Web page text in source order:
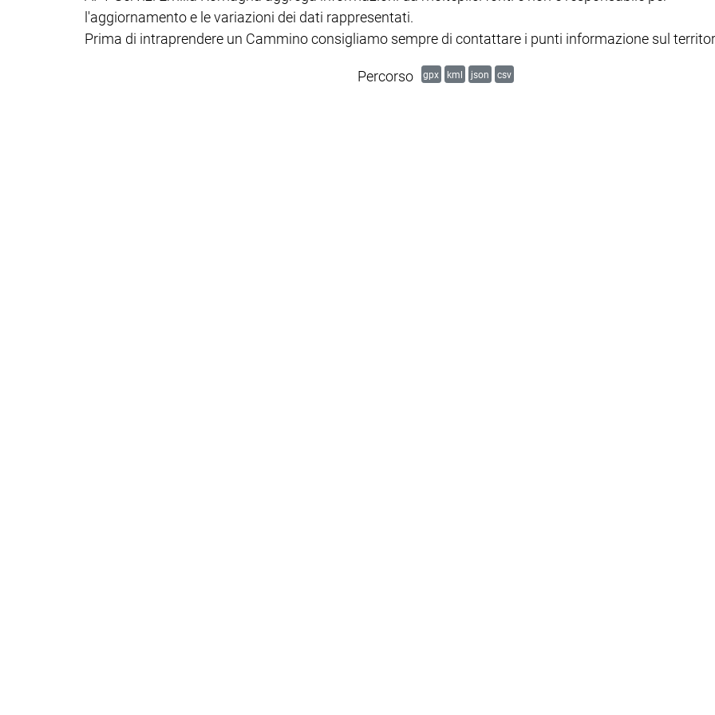
l'aggiornamento e le variazioni dei dati rappresentati.
Prima di intraprendere un Cammino consigliamo sempre di contattare i punti informazione sul
Percorso gpx kml json csv